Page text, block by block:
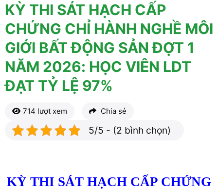
KỲ THI SÁT HẠCH CẤP
CHỨNG CHỈ HÀNH NGHỀ MÔI
GIỚI BẤT ĐỘNG SẢN ĐỢT 1
NĂM 2026: HỌC VIÊN LDT
ĐẠT TỶ LỆ 97%
714 lượt xem Chia sẻ
5/5 - (2 bình chọn)
KỲ THI SÁT HẠCH CẤP CHỨNG